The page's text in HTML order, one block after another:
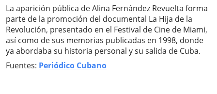
La aparición pública de Alina Fernández Revuelta forma
parte de la promoción del documental La Hija de la
Revolución, presentado en el Festival de Cine de Miami,
así como de sus memorias publicadas en 1998, donde
ya abordaba su historia personal y su salida de Cuba.
Fuentes: Periódico Cubano